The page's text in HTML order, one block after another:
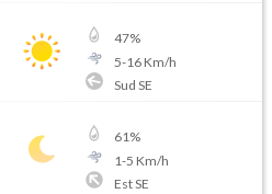
47%
5-16Km/h
Sud SE
61%
1-5 Km/h
Est SE